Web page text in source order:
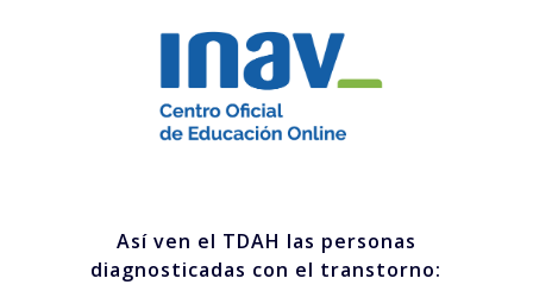
Así ven el TDAH las personas
diagnosticadas con el transtorno: